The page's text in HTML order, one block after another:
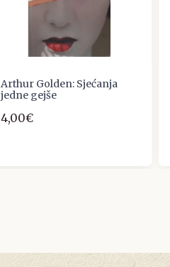
Arthur Golden: Sjećanja
jedne gejše
4,00€